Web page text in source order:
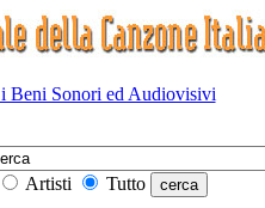
Beni Sonori ed Audiovisivi
Artisti Tutto